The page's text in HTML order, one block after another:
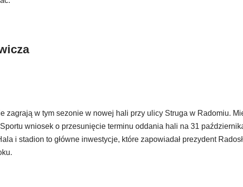
zagrają w tym sezonie w nowej hali przy ulicy Struga w Radomiu.
wniosek o przesunięcie terminu oddania hali na 31
i stadion to główne inwestycje, które zapowiadał prezydent